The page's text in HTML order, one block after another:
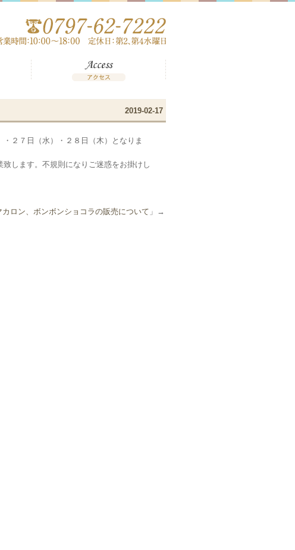
2019-02-17
２７日（水）・２８日（木）となりま
します。不規則になりご迷惑をお掛けし
カロン、ボンボンショコラの販売について 」→